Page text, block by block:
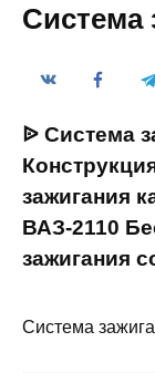
Система
ᐉ Система
зажигания
ВАЗ-2110
зажигания
Система